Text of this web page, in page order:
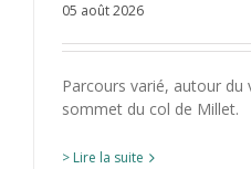
05 août 2026
Parcours varié, autour du
sommet du col de Millet.
> Lire la suite